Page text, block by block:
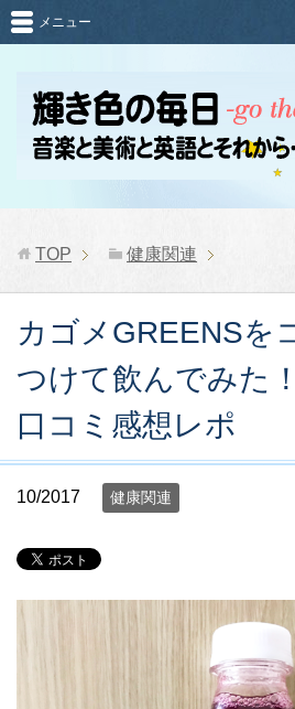
メニュー
TOP 健康関連
カゴメGREENSを
つけて飲んでみた
口コミ感想レポ
10/2017 健康関連